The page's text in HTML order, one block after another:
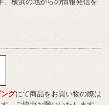
グにて商品をお買い物の際は